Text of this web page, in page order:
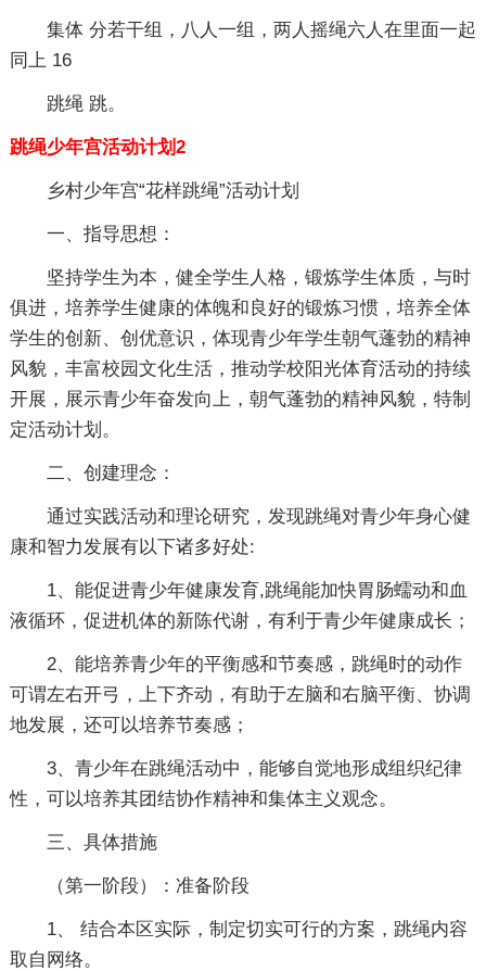
集体 分若干组，八人一组，两人摇绳六人在里面一起
同上 16
跳绳 跳。
跳绳少年宫活动计划2
乡村少年宫“花样跳绳”活动计划
一、指导思想：
坚持学生为本，健全学生人格，锻炼学生体质，与时
俱进，培养学生健康的体魄和良好的锻炼习惯，培养全体
学生的创新、创优意识，体现青少年学生朝气蓬勃的精神
风貌，丰富校园文化生活，推动学校阳光体育活动的持续
开展，展示青少年奋发向上，朝气蓬勃的精神风貌，特制
定活动计划。
二、创建理念：
通过实践活动和理论研究，发现跳绳对青少年身心健
康和智力发展有以下诸多好处:
1、能促进青少年健康发育,跳绳能加快胃肠蠕动和血
液循环，促进机体的新陈代谢，有利于青少年健康成长；
2、能培养青少年的平衡感和节奏感，跳绳时的动作
可谓左右开弓，上下齐动，有助于左脑和右脑平衡、协调
地发展，还可以培养节奏感；
3、青少年在跳绳活动中，能够自觉地形成组织纪律
性，可以培养其团结协作精神和集体主义观念。
三、具体措施
（第一阶段）：准备阶段
1、 结合本区实际，制定切实可行的方案，跳绳内容
取自网络。